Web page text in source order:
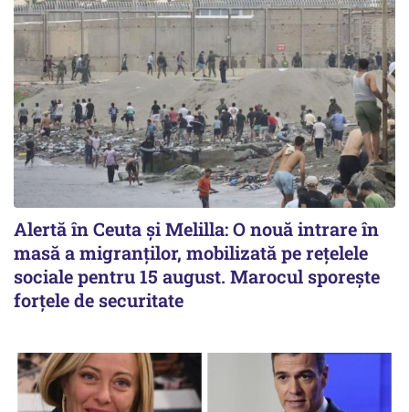
Alertă în Ceuta și Melilla: O nouă intrare în
masă a migranților, mobilizată pe rețelele
sociale pentru 15 august. Marocul sporește
forțele de securitate